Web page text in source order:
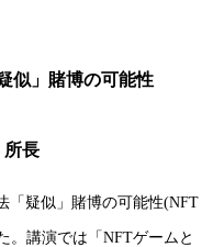
似」賭博の可能性
所長
「疑似」賭博の可能性(NFT
。講演では「NFTゲームと